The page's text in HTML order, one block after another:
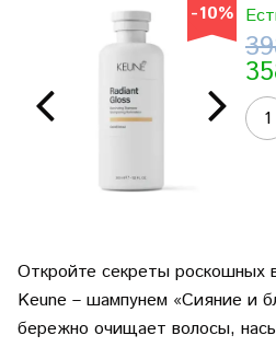
-10%
Откройте секреты роскошных
Keune – шампунем «Сияние и
бережно очищает волосы,